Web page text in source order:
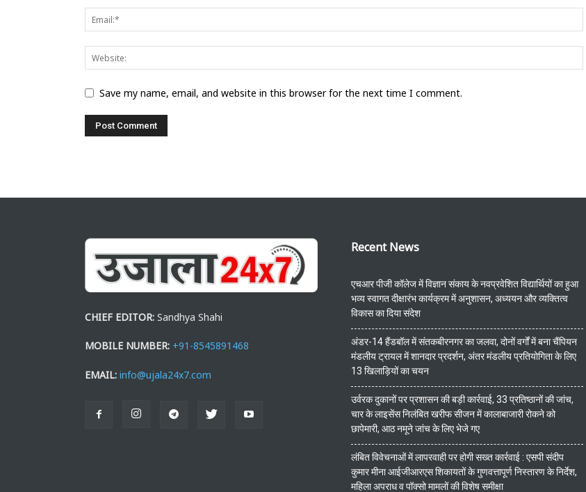
Save my name, email, and website in this browser for the next time I comment.
CHIEF EDITOR: Sandhya Shahi
MOBILE NUMBER: +91-8545891468
EMAIL: info@ujala24x7.com
Recent News
एचआर पीजी कॉलेज में विज्ञान संकाय के नवप्रवेशित विद्यार्थियों का हुआ
भव्य स्वागत दीक्षारंभ कार्यक्रम में अनुशासन, अध्ययन और व्यक्तित्व
विकास का दिया संदेश
अंडर-14 हैंडबॉल में संतकबीरनगर का जलवा, दोनों वर्गों में बना चैंपियन
मंडलीय ट्रायल में शानदार प्रदर्शन, अंतर मंडलीय प्रतियोगिता के लिए
13 खिलाड़ियों का चयन
उर्वरक दुकानों पर प्रशासन की बड़ी कार्रवाई, 33 प्रतिष्ठानों की जांच,
चार के लाइसेंस निलंबित खरीफ सीजन में कालाबाजारी रोकने को
छापेमारी, आठ नमूने जांच के लिए भेजे गए
लंबित विवेचनाओं में लापरवाही पर होगी सख्त कार्रवाई : एसपी संदीप
कुमार मीना आईजीआरएस शिकायतों के गुणवत्तापूर्ण निस्तारण के निर्देश,
महिला अपराध व पॉक्सो मामलों की विशेष समीक्षा